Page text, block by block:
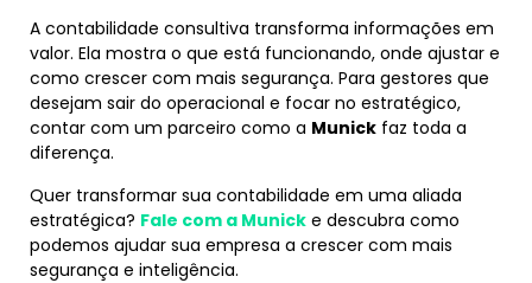
A contabilidade consultiva transforma informações em
valor. Ela mostra o que está funcionando, onde ajustar e
como crescer com mais segurança. Para gestores que
desejam sair do operacional e focar no estratégico,
contar com um parceiro como a Munick faz toda a
diferença.
Quer transformar sua contabilidade em uma aliada
estratégica? Fale com a Munick e descubra como
podemos ajudar sua empresa a crescer com mais
segurança e inteligência.